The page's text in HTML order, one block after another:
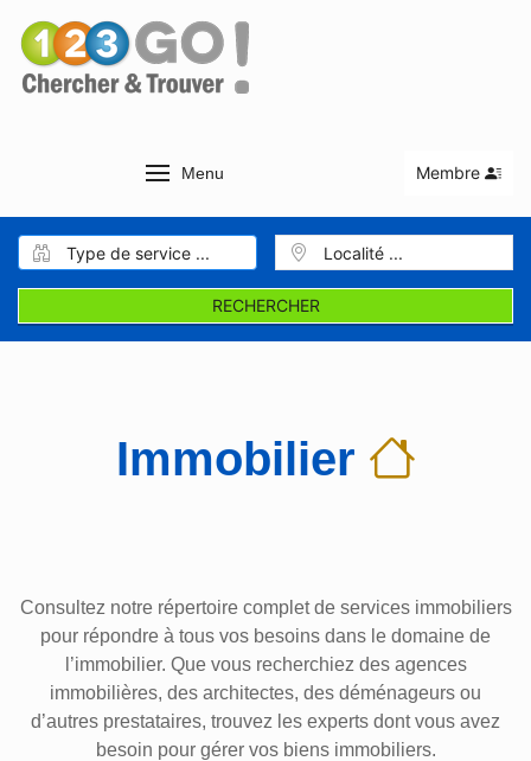
Menu Membre
RECHERCHER
Immobilier
Consultez notre répertoire complet de services immobiliers
pour répondre à tous vos besoins dans le domaine de
l’immobilier. Que vous recherchiez des agences
immobilières, des architectes, des déménageurs ou
d’autres prestataires, trouvez les experts dont vous avez
besoin pour gérer vos biens immobiliers.